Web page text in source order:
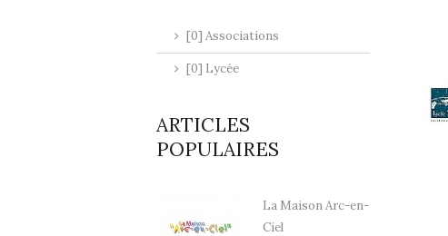
[0] Associations
[0] Lycée
ARTICLES
POPULAIRES
La Maison Arc-en-
Ciel